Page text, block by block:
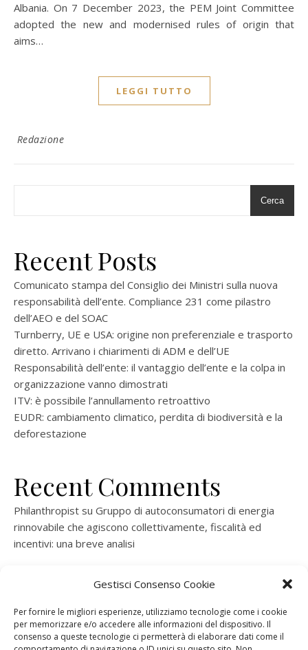
Gestisci Consenso Cookie
Per fornire le migliori esperienze, utilizziamo tecnologie come i cookie
per memorizzare e/o accedere alle informazioni del dispositivo. Il
consenso a queste tecnologie ci permetterà di elaborare dati come il
Albania. On 7 December 2023, the PEM Joint Committee
adopted the new and modernised rules of origin that
aims…
LEGGI TUTTO
Redazione
Cerca
Recent Posts
Comunicato stampa del Consiglio dei Ministri sulla nuova
responsabilità dell’ente. Compliance 231 come pilastro
dell’AEO e del SOAC
Turnberry, UE e USA: origine non preferenziale e trasporto
diretto. Arrivano i chiarimenti di ADM e dell’UE
Responsabilità dell’ente: il vantaggio dell’ente e la colpa in
organizzazione vanno dimostrati
ITV: è possibile l’annullamento retroattivo
EUDR: cambiamento climatico, perdita di biodiversità e la
deforestazione
Recent Comments
Philanthropist su Gruppo di autoconsumatori di energia
rinnovabile che agiscono collettivamente, fiscalità ed
incentivi: una breve analisi
rinnovabile che agiscono collettivamente, fiscalità ed
ramatogelsuGruppo di autoconsumatori di energia
rinnovabile che agiscono collettivamente, fiscalità ed